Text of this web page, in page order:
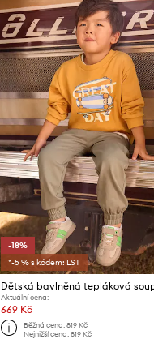
-18%
*-5 % s kódem: LST
Aktuální cena:
669 Kč
Běžná cena: 819 Kč
Nejnižší cena: 819 Kč